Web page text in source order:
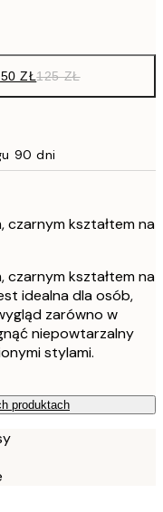
ZŁ125 ZŁ
90 dni
czarnym kształtem na
czarnym kształtem na
idealna dla osób,
zarówno w
niepowtarzalny
stylami.
produktach